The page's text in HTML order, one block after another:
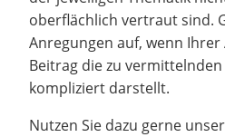
oberflächlich vertraut sind.
Anregungen auf, wenn Ihrer
Beitrag die zu
kompliziert darstellt.
Nutzen Sie dazu gerne